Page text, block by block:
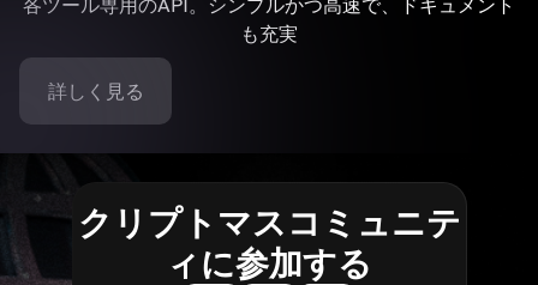
各ツール専用のAPI。シンプルかつ高速で、ドキュメント
も充実
詳しく見る
クリプトマスコミュニテ
ィに参加する